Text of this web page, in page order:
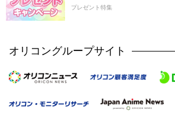
プレゼント特集
オリコングループサイト